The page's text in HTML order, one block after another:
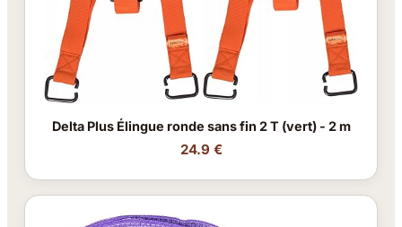
Delta Plus Élingue ronde sans fin 2 T (vert) - 2 m
24.9 €